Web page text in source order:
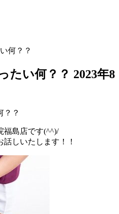
何？？
たい何？？ 2023年8
福島店です(^^)/
しいたします！！